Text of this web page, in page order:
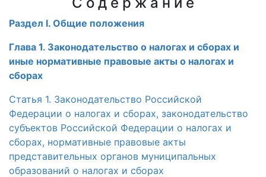
Раздел I. Общие положения
Глава 1. Законодательство о налогах и сборах и
иные нормативные правовые акты о налогах и
сборах
Статья 1. Законодательство Российской
Федерации о налогах и сборах, законодательство
субъектов Российской Федерации о налогах и
сборах, нормативные правовые акты
представительных органов муниципальных
образований о налогах и сборах